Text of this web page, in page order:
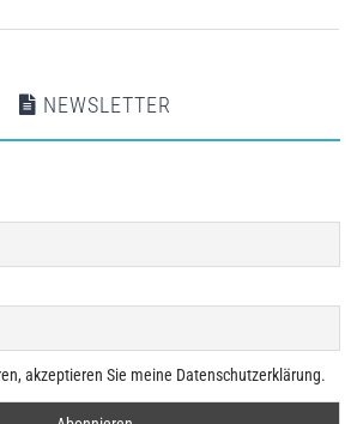
NEWSLETTER
akzeptieren Sie meine Datenschutzerklärung.